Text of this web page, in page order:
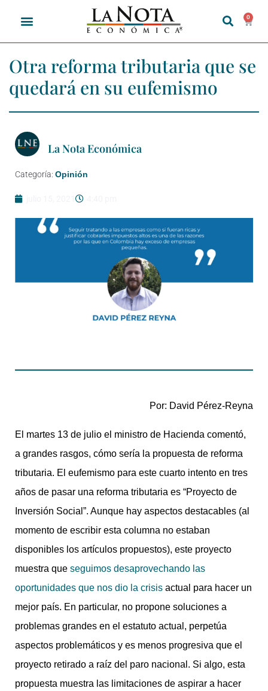
0
Otra reforma tributaria que se
quedará en su eufemismo
La Nota Económica
Categoría: Opinión
Por: David Pérez-Reyna
El martes 13 de julio el ministro de Hacienda comentó,
a grandes rasgos, cómo sería la propuesta de reforma
tributaria. El eufemismo para este cuarto intento en tres
años de pasar una reforma tributaria es “Proyecto de
Inversión Social”. Aunque hay aspectos destacables (al
momento de escribir esta columna no estaban
disponibles los artículos propuestos), este proyecto
muestra que seguimos desaprovechando las
oportunidades que nos dio la crisis actual para hacer un
mejor país. En particular, no propone soluciones a
problemas grandes en el estatuto actual, perpetúa
aspectos problemáticos y es menos progresiva que el
proyecto retirado a raíz del paro nacional. Si algo, esta
propuesta muestra las limitaciones de aspirar a hacer